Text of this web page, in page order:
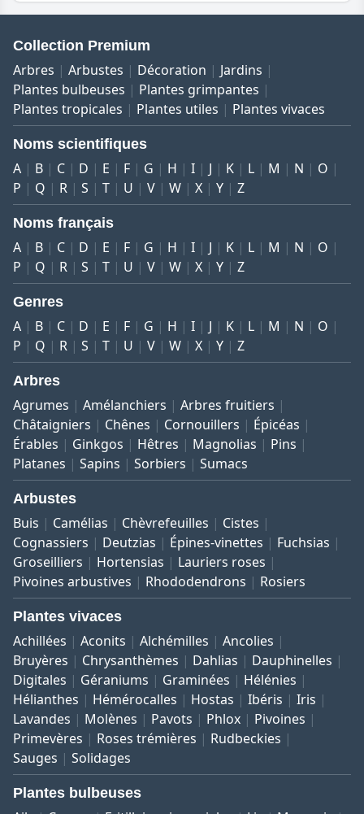
Collection Premium
Arbres Arbustes Décoration
Jardins
Plantes bulbeuses
Plantes grimpantes
Plantes tropicales
Plantes utiles Plantes vivaces
Noms scientifiques
A B C D E F G H I J K L M N
O
P
Q R S T U V W X Y Z
Noms français
A B C D E F G H I J K L M N
O
P
Q R S T U V W X Y Z
Genres
A B C D E F G H I J K L M N
O
P
Q R S T U V W X Y Z
Arbres
Agrumes Amélanchiers
Arbres fruitiers
Châtaigniers
Chênes Cornouillers
Épicéas
Érables
Ginkgos Hêtres Magnolias
Pins
Platanes
Sapins Sorbiers Sumacs
Arbustes
Buis Camélias Chèvrefeuilles
Cistes
Cognassiers
Deutzias Épines-vinettes
Fuchsias
Groseilliers
Hortensias
Lauriers roses
Pivoines arbustives
Rhododendrons Rosiers
Plantes vivaces
Achillées Aconits Alchémilles
Ancolies
Bruyères
Chrysanthèmes Dahlias
Dauphinelles
Digitales
Géraniums Graminées
Hélénies
Hélianthes
Hémérocalles Hostas Ibéris
Iris
Lavandes
Molènes Pavots Phlox
Pivoines
Primevères
Roses trémières
Rudbeckies
Sauges
Solidages
Plantes bulbeuses